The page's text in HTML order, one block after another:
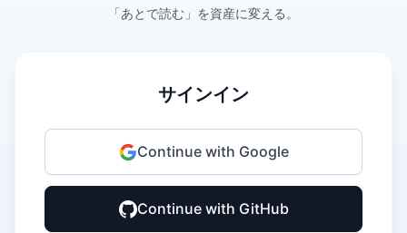
「あとで読む」を資産に変える。
サインイン
Continue with Google
Continue with GitHub